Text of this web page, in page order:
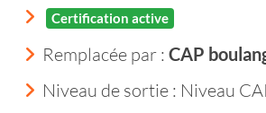
Certification active
Remplacée par : CAP
Niveau de sortie : Niveau